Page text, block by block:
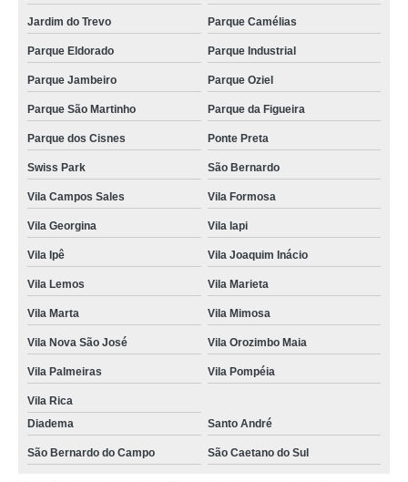
Jardim do Trevo Parque Camélias
Parque Eldorado Parque Industrial
Parque Jambeiro Parque Oziel
Parque São Martinho Parque da Figueira
Parque dos Cisnes Ponte Preta
Swiss Park São Bernardo
Vila Campos Sales Vila Formosa
Vila Georgina Vila Iapi
Vila Ipê Vila Joaquim Inácio
Vila Lemos Vila Marieta
Vila Marta Vila Mimosa
Vila Nova São José Vila Orozimbo Maia
Vila Palmeiras Vila Pompéia
Vila Rica
Diadema
Santo André
São Bernardo do Campo São Caetano do Sul